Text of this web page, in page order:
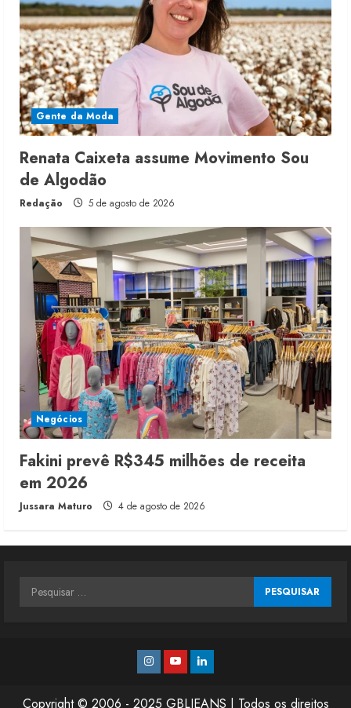
Gente da Moda
Renata Caixeta assume Movimento Sou
de Algodão
Redação 5 de agosto de 2026
Negócios
Fakini prevê R$345 milhões de receita
em 2026
Jussara Maturo 4 de agosto de 2026
Pesquisar
Instagram
YoutubeLinkedin
Copyright © 2006 - 2025 GBLJEANS | Todos os direitos